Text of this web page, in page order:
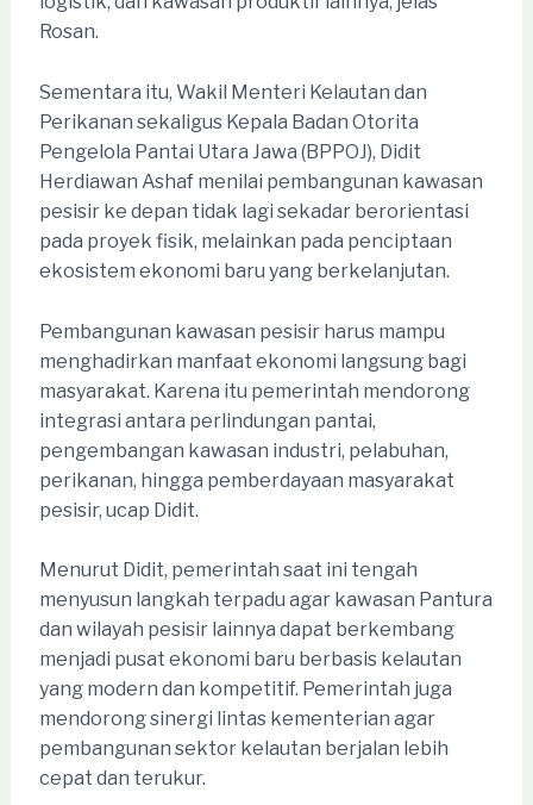
Rosan.
Sementara itu, Wakil Menteri Kelautan dan
Perikanan sekaligus Kepala Badan Otorita
Pengelola Pantai Utara Jawa (BPPOJ), Didit
Herdiawan Ashaf menilai pembangunan kawasan
pesisir ke depan tidak lagi sekadar berorientasi
pada proyek fisik, melainkan pada penciptaan
ekosistem ekonomi baru yang berkelanjutan.
Pembangunan kawasan pesisir harus mampu
menghadirkan manfaat ekonomi langsung bagi
masyarakat. Karena itu pemerintah mendorong
integrasi antara perlindungan pantai,
pengembangan kawasan industri, pelabuhan,
perikanan, hingga pemberdayaan masyarakat
pesisir, ucap Didit.
Menurut Didit, pemerintah saat ini tengah
menyusun langkah terpadu agar kawasan Pantura
dan wilayah pesisir lainnya dapat berkembang
menjadi pusat ekonomi baru berbasis kelautan
yang modern dan kompetitif. Pemerintah juga
mendorong sinergi lintas kementerian agar
pembangunan sektor kelautan berjalan lebih
cepat dan terukur.